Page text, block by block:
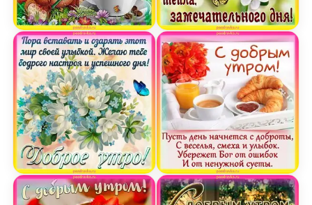
Открытка доброго утра с мишкой и кофе
Открытка с добрым утром и цветами и
Открытка доброе утро с
Открытка с добрым